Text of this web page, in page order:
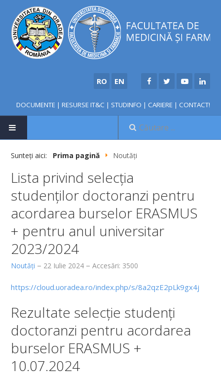
RO EN
DOCUMENTE | RESURSE IT&C | STUDINFO | CARIERE | CONTACT!
NOUTĂȚI
FACULTATE
Conducere
Consiliul și comisiile facultății
Discipline Morfologice
Departamentul Discipline Preclinice
Sunteți aici: Prima pagină Noutăți
Lista privind selecţia
studenţilor doctoranzi pentru
acordarea burselor ERASMUS
+ pentru anul universitar
2023/2024
Noutăți 22 Iulie 2024 Accesări: 3500
https://cloud.uoradea.ro/index.php/s/8a2qzE2pLk9gx4j
Rezultate selecţie studenţi
doctoranzi pentru acordarea
burselor ERASMUS +
10.07.2024